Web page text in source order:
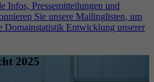
Infos, Pressemitteilungen und
Sie unsere Mailinglisten, um
Domainstatistik Entwicklung unserer
2025